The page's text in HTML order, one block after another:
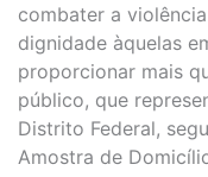
combater a
dignidade àquelas
proporcionar mais
público, que
Distrito Federal,
Amostra de